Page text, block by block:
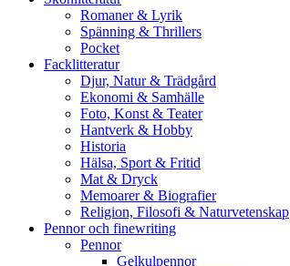
Romaner & Lyrik
Spänning & Thrillers
Pocket
Facklitteratur
Djur, Natur & Trädgård
Ekonomi & Samhälle
Foto, Konst & Teater
Hantverk & Hobby
Historia
Hälsa, Sport & Fritid
Mat & Dryck
Memoarer & Biografier
Religion, Filosofi & Naturvetenskap
Pennor och finewriting
Pennor
Gelkulpennor